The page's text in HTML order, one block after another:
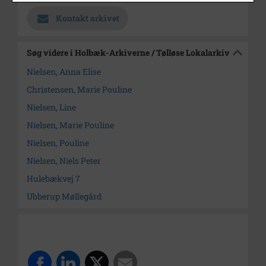
Kontakt arkivet
Søg videre i Holbæk-Arkiverne / Tølløse Lokalarkiv
Nielsen, Anna Elise
Christensen, Marie Pouline
Nielsen, Line
Nielsen, Marie Pouline
Nielsen, Pouline
Nielsen, Niels Peter
Hulebækvej 7
Ubberup Møllegård